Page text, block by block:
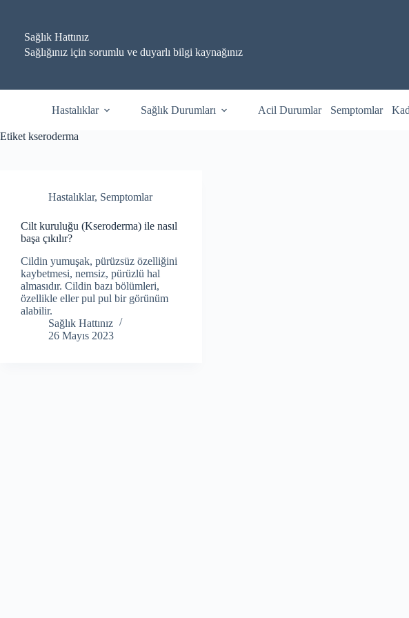
Sağlık Hattınız
Sağlığınız için sorumlu ve duyarlı bilgi kaynağınız
Hastalıklar Sağlık Durumları Acil Durumlar Semptomlar
Etiket kseroderma
Hastalıklar, Semptomlar
Cilt kuruluğu (Kseroderma) ile nasıl
başa çıkılır?
Cildin yumuşak, pürüzsüz özelliğini
kaybetmesi, nemsiz, pürüzlü hal
almasıdır. Cildin bazı bölümleri,
özellikle eller pul pul bir görünüm
alabilir.
Sağlık Hattınız
26 Mayıs 2023